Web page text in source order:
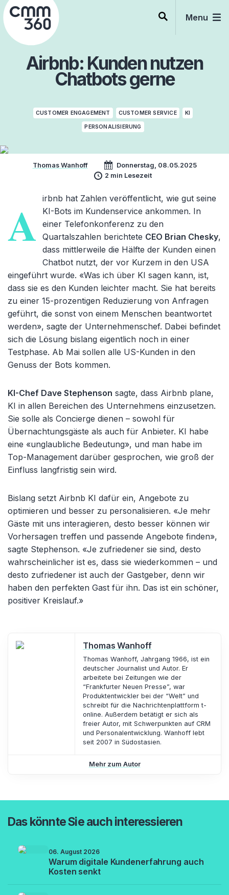
Skip
to
content
Menu
Airbnb: Kunden nutzen
Chatbots gerne
CUSTOMER ENGAGEMENT CUSTOMER SERVICE KI
PERSONALISIERUNG
Thomas Wanhoff
Donnerstag, 08.05.2025
2 min Lesezeit
A
irbnb hat Zahlen veröffentlicht, wie gut seine
KI-Bots im Kundenservice ankommen. In
einer Telefonkonferenz zu den
Quartalszahlen berichtete CEO Brian Chesky,
dass mittlerweile die Hälfte der Kunden einen
Chatbot nutzt, der vor Kurzem in den USA
eingeführt wurde. «Was ich über KI sagen kann, ist,
dass sie es den Kunden leichter macht. Sie hat bereits
zu einer 15-prozentigen Reduzierung von Anfragen
geführt, die sonst von einem Menschen beantwortet
werden», sagte der Unternehmenschef. Dabei befindet
sich die Lösung bislang eigentlich noch in einer
Testphase. Ab Mai sollen alle US-Kunden in den
Genuss der Bots kommen.
KI-Chef Dave Stephenson sagte, dass Airbnb plane,
KI in allen Bereichen des Unternehmens einzusetzen.
Sie solle als Concierge dienen – sowohl für
Übernachtungsgäste als auch für Anbieter. KI habe
eine «unglaubliche Bedeutung», und man habe im
Top-Management darüber gesprochen, wie groß der
Einfluss langfristig sein wird.
Bislang setzt Airbnb KI dafür ein, Angebote zu
optimieren und besser zu personalisieren. «Je mehr
Gäste mit uns interagieren, desto besser können wir
Vorhersagen treffen und passende Angebote finden»,
sagte Stephenson. «Je zufriedener sie sind, desto
wahrscheinlicher ist es, dass sie wiederkommen – und
desto zufriedener ist auch der Gastgeber, denn wir
haben den perfekten Gast für ihn. Das ist ein schöner,
positiver Kreislauf.»
Thomas Wanhoff
Thomas Wanhoff, Jahrgang 1966, ist ein
deutscher Journalist und Autor. Er
arbeitete bei Zeitungen wie der
“Frankfurter Neuen Presse”, war
Produktentwickler bei der “Welt” und
schreibt für die Nachrichtenplattform t-
online. Außerdem betätigt er sich als
freier Autor, mit Schwerpunkten auf CRM
und Personalentwicklung. Wanhoff lebt
seit 2007 in Südostasien.
Mehr zum Autor
Das könnte Sie auch interessieren
06. August 2026
Warum digitale Kundenerfahrung auch
Kosten senkt